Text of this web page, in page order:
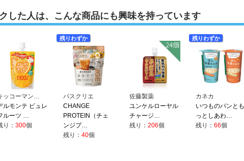
した人は、こんな商品にも興味を持っています
ッコーマン…
ルモンテ ピュレ
ルーツ …
り： 300個
パスクリエ
CHANGE
PROTEIN（チェ
ンジプ…
残り： 40個
残りわずか
佐藤製薬
ユンケルローヤル
チャージ…
残り： 206個
カネカ
いつものパンとも
っとしあわ…
残り： 66個
残りわずか